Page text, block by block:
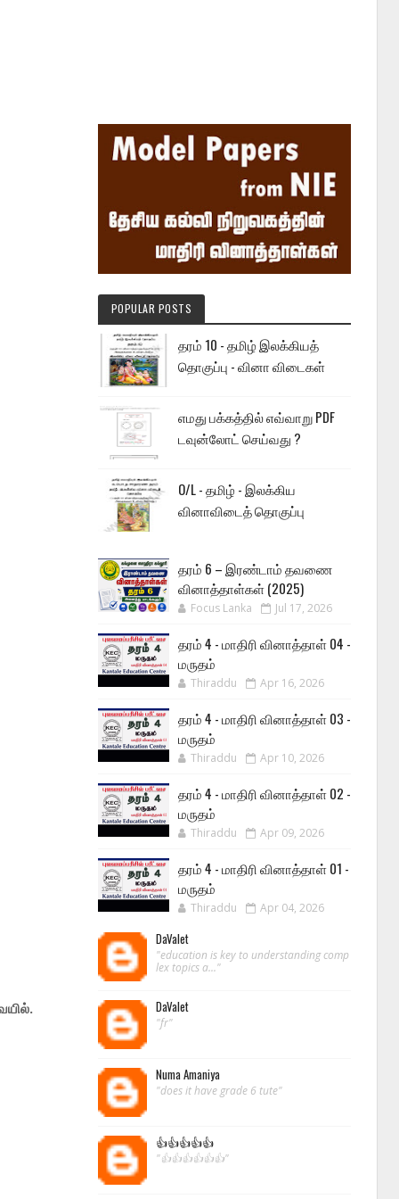
POPULAR POSTS
தரம் 10 - தமிழ் இலக்கியத்
தொகுப்பு - வினா விடைகள்
எமது பக்கத்தில் எவ்வாறு PDF
டவுன்லோட் செய்வது ?
O/L - தமிழ் - இலக்கிய
வினாவிடைத் தொகுப்பு
தரம் 6 – இரண்டாம் தவணை
வினாத்தாள்கள் (2025)
Focus Lanka Jul 17, 2026
தரம் 4 - மாதிரி வினாத்தாள் 04 -
மருதம்
Thiraddu Apr 16, 2026
தரம் 4 - மாதிரி வினாத்தாள் 03 -
மருதம்
Thiraddu Apr 10, 2026
தரம் 4 - மாதிரி வினாத்தாள் 02 -
மருதம்
Thiraddu Apr 09, 2026
தரம் 4 - மாதிரி வினாத்தாள் 01 -
மருதம்
Thiraddu Apr 04, 2026
DaValet
"education is key to understanding comp
lex topics a..."
DaValet
"fr"
Numa Amaniya
"does it have grade 6 tute"
👍👍👍👍👍
"👍👍👍👍👍👍"